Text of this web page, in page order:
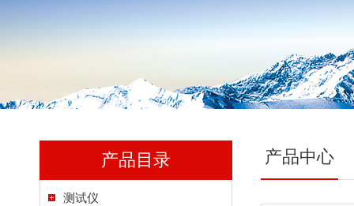
产品目录
测试仪
产品中心